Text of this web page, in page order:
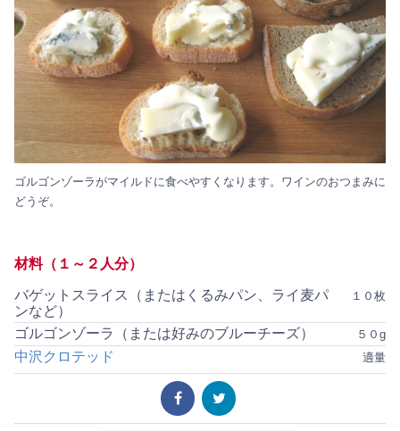
ゴルゴンゾーラがマイルドに食べやすくなります。ワインのおつまみに
どうぞ。
材料（１～２人分）
１０枚
バゲットスライス（またはくるみパン、ライ麦パ
ンなど）
５０g
ゴルゴンゾーラ（または好みのブルーチーズ）
適量
中沢クロテッド